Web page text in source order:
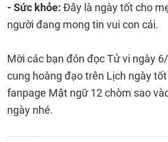
- Sức khỏe: Đây là ngày tốt cho
người đang mong tin vui con cái.
Mời các bạn đón đọc Tử vi ngày
cung hoàng đạo trên Lịch ngày
fanpage Mật ngữ 12 chòm sao
ngày nhé.